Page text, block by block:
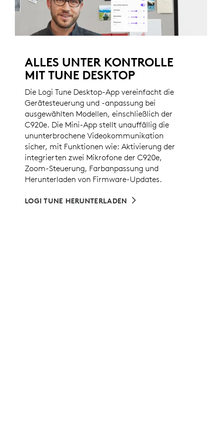
ALLES UNTER KONTROLLE
MIT TUNE DESKTOP
Die Logi Tune Desktop-App vereinfacht die
Gerätesteuerung und -anpassung bei
ausgewählten Modellen, einschließlich der
C920e. Die Mini-App stellt unauffällig die
ununterbrochene Videokommunikation
sicher, mit Funktionen wie: Aktivierung der
integrierten zwei Mikrofone der C920e,
Zoom-Steuerung, Farbanpassung und
Herunterladen von Firmware-Updates.
LOGI TUNE HERUNTERLADEN